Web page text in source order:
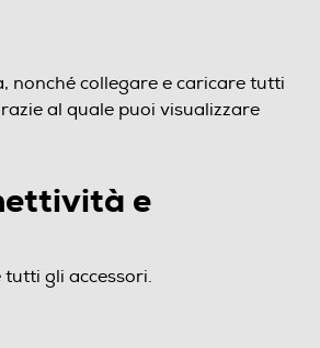
nonché collegare e caricare tutti
al quale puoi visualizzare
e
gli accessori.